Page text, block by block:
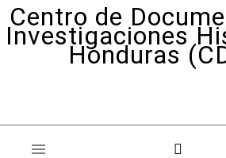
Centro de
Investigaciones
Honduras